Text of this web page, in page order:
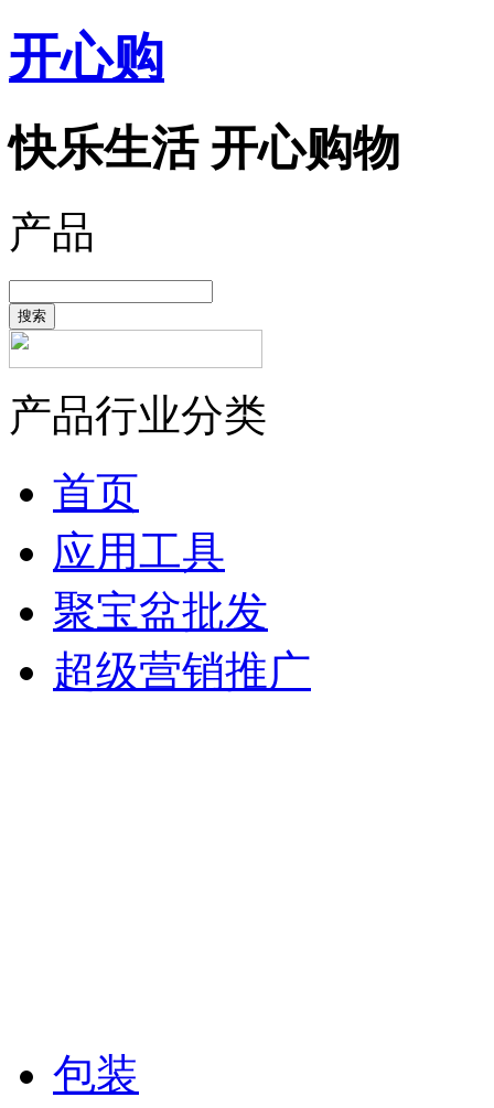
开心购
快乐生活 开心购物
产品
搜索
产品行业分类
首页
应用工具
聚宝盆批发
超级营销推广
包装